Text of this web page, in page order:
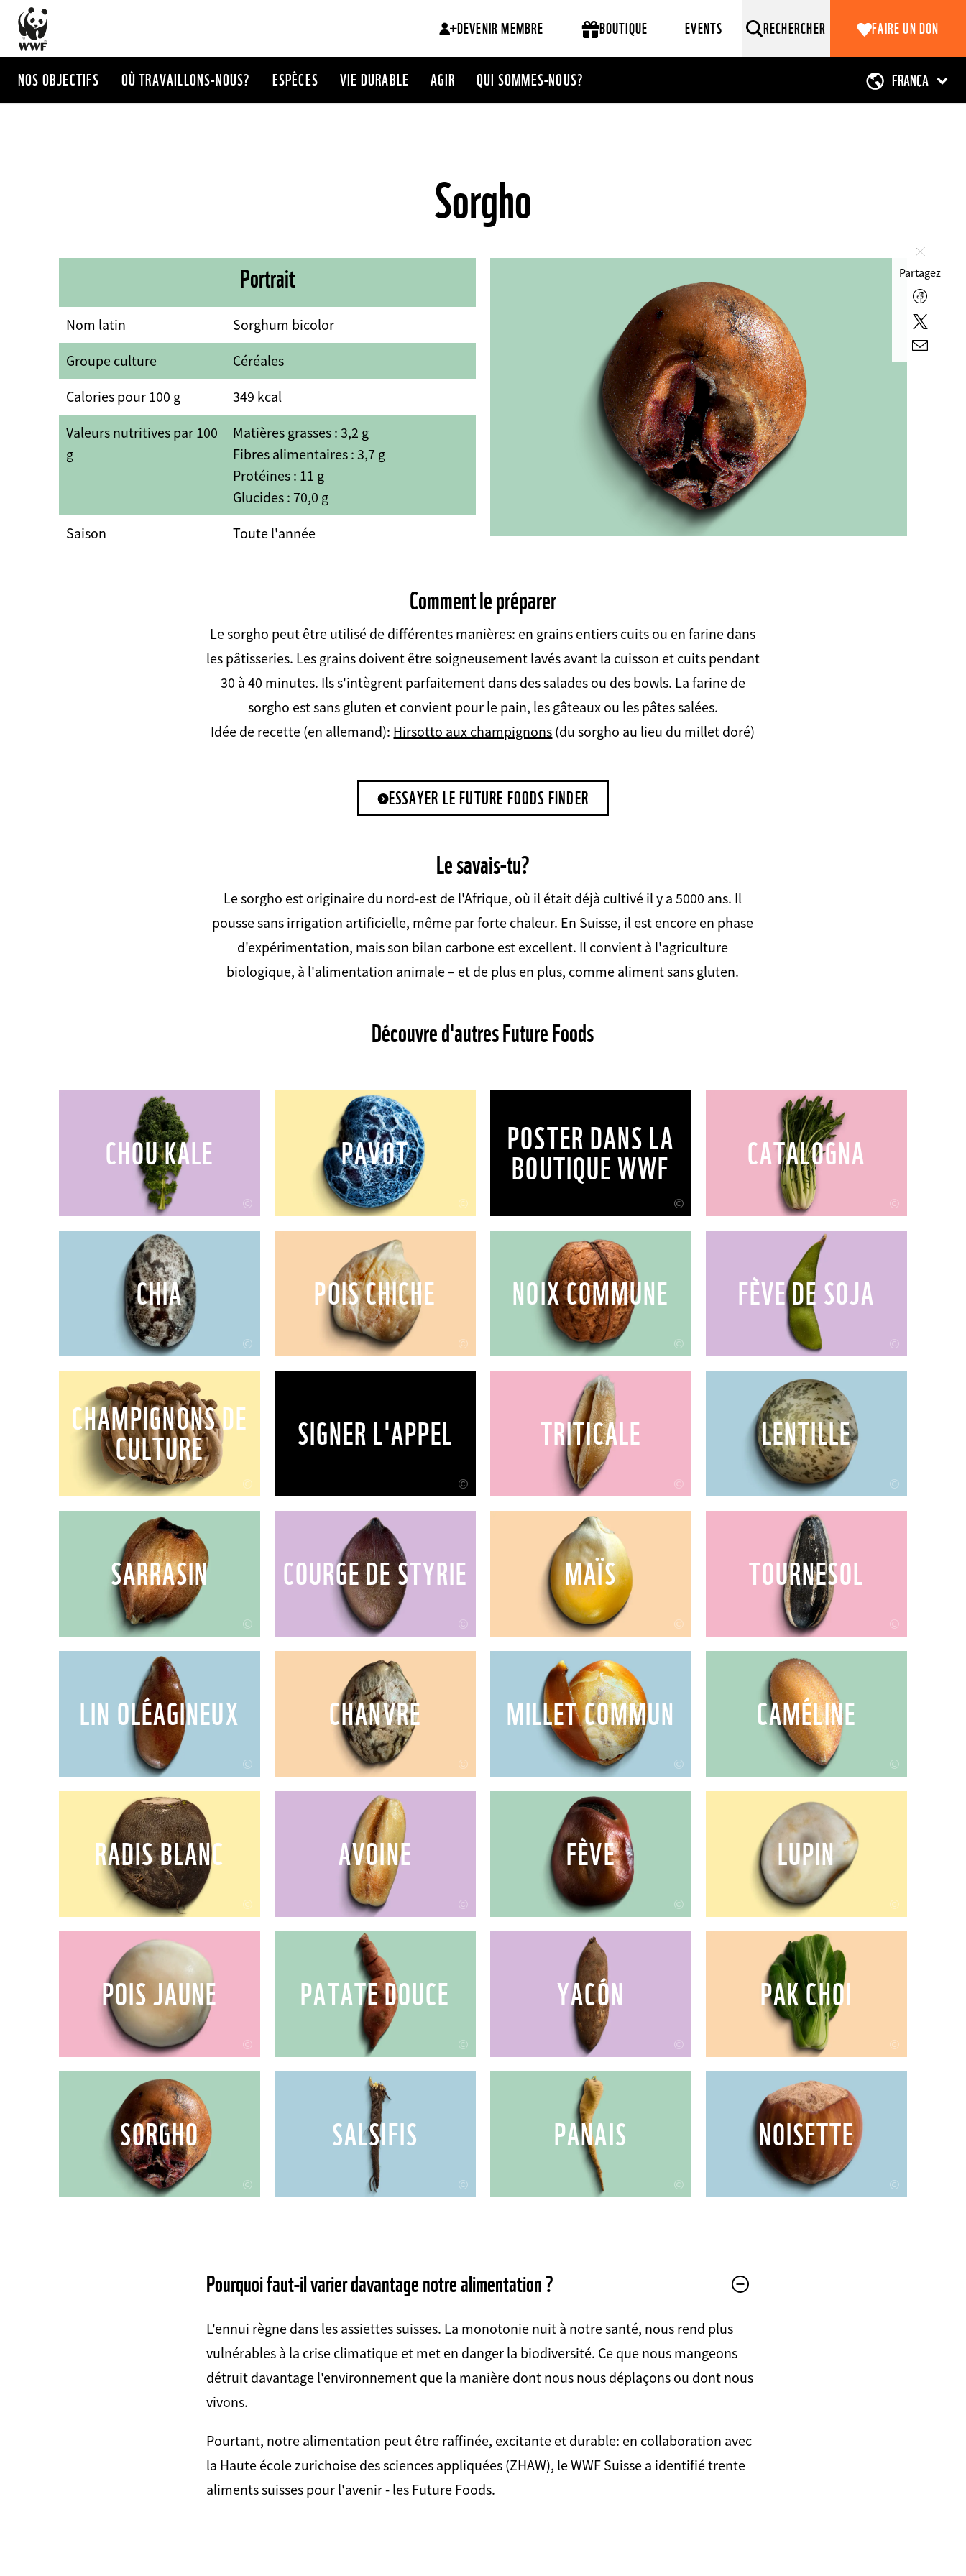
Aller
contenu
principal
DEVENIR MEMBRE BOUTIQUE EVENTS RECHERCHER FAIRE UN DON
NOS OBJECTIFS OÙ TRAVAILLONS-NOUS? ESPÈCES VIE DURABLE AGIR QUI SOMMES-NOUS?
Sorgho
Portrait
Nom latin
Sorghum bicolor
Groupe culture
Céréales
Calories pour 100 g
349 kcal
Valeurs nutritives par 100
g
Matières grasses : 3,2 g
Fibres alimentaires : 3,7 g
Protéines : 11 g
Glucides : 70,0 g
Saison
Toute l'année
Comment le préparer
Le sorgho peut être utilisé de différentes manières: en grains entiers cuits ou en farine dans
les pâtisseries. Les grains doivent être soigneusement lavés avant la cuisson et cuits pendant
30 à 40 minutes. Ils s'intègrent parfaitement dans des salades ou des bowls. La farine de
sorgho est sans gluten et convient pour le pain, les gâteaux ou les pâtes salées.
Idée de recette (en allemand): Hirsotto aux champignons (du sorgho au lieu du millet doré)
ESSAYER LE FUTURE FOODS FINDER
Le savais-tu?
Le sorgho est originaire du nord-est de l'Afrique, où il était déjà cultivé il y a 5000 ans. Il
pousse sans irrigation artificielle, même par forte chaleur. En Suisse, il est encore en phase
d'expérimentation, mais son bilan carbone est excellent. Il convient à l'agriculture
biologique, à l'alimentation animale – et de plus en plus, comme aliment sans gluten.
Découvre d'autres Future Foods
©
CHOU KALE
©
PAVOT
©
POSTER DANS LA
BOUTIQUE WWF
©
CATALOGNA
©
CHIA
©
POIS CHICHE
©
NOIX COMMUNE
©
FÈVE DE SOJA
©
CHAMPIGNONS DE
CULTURE
©
SIGNER L'APPEL
©
TRITICALE
©
LENTILLE
©
SARRASIN
©
COURGE DE STYRIE
©
MAÏS
©
TOURNESOL
©
LIN OLÉAGINEUX
©
CHANVRE
©
MILLET COMMUN
©
CAMÉLINE
©
RADIS BLANC
©
AVOINE
©
FÈVE
©
LUPIN
©
POIS JAUNE
©
PATATE DOUCE
©
YACÓN
©
PAK CHOI
©
SORGHO
©
SALSIFIS
©
PANAIS
©
NOISETTE
Pourquoi faut-il varier davantage notre alimentation ?
L'ennui règne dans les assiettes suisses. La monotonie nuit à notre santé, nous rend plus
vulnérables à la crise climatique et met en danger la biodiversité. Ce que nous mangeons
détruit davantage l'environnement que la manière dont nous nous déplaçons ou dont nous
vivons.
Pourtant, notre alimentation peut être raffinée, excitante et durable: en collaboration avec
la Haute école zurichoise des sciences appliquées (ZHAW), le WWF Suisse a identifié trente
aliments suisses pour l'avenir - les Future Foods.
Fermer
Partagez
Twitter
E-